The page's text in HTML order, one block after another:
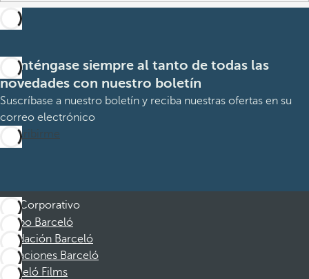
Manténgase siempre al tanto de todas las
novedades con nuestro boletín
Suscríbase a nuestro boletín y reciba nuestras ofertas en su
correo electrónico
Suscribirme
Corporativo
Grupo Barceló
Fundación Barceló
Vacaciones Barceló
Barceló Films